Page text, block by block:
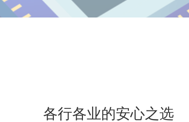
各行各业的安心之选